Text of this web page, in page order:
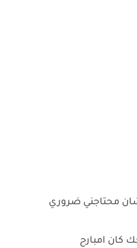
محتاجني ضروري
كان امبارح